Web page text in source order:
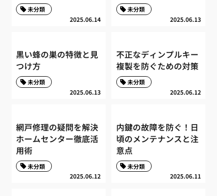
2025.06.14
未分類
2025.06.13
未分類
黒い蜂の巣の特徴と見
つけ方
2025.06.13
未分類
不正なディンプルキー
複製を防ぐための対策
2025.06.12
未分類
網戸修理の疑問を解決
ホームセンター徹底活
用術
2025.06.12
未分類
内鍵の故障を防ぐ！日
頃のメンテナンスと注
意点
2025.06.11
未分類